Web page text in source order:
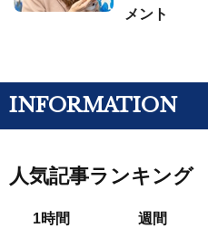
メント
INFORMATION
人気記事ランキング
1時間 週間